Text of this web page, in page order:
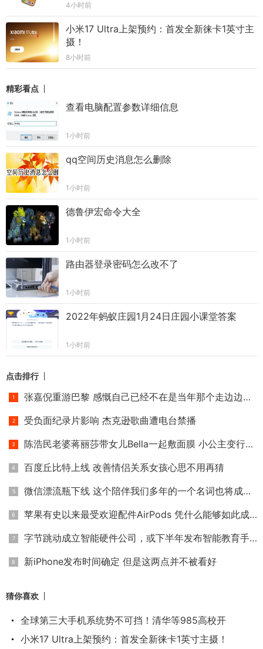
4小时前
小米17 Ultra上架预约：首发全新徕卡1英寸主
摄！
8小时前
精彩看点
查看电脑配置参数详细信息
1小时前
qq空间历史消息怎么删除
1小时前
德鲁伊宏命令大全
1小时前
路由器登录密码怎么改不了
1小时前
2022年蚂蚁庄园1月24日庄园小课堂答案
1小时前
点击排行
张嘉倪重游巴黎 感慨自己已经不在是当年那个走边边的小小姑娘
受负面纪录片影响 杰克逊歌曲遭电台禁播
陈浩民老婆蒋丽莎带女儿Bella一起敷面膜 小公主变行走的表情包
百度丘比特上线 改善情侣关系女孩心思不用再猜
微信漂流瓶下线 这个陪伴我们多年的一个名词也将成为历史
苹果有史以来最受欢迎配件AirPods 凭什么能够如此成功？
字节跳动成立智能硬件公司，或下半年发布智能教育手机
新iPhone发布时间确定 但是这两点并不被看好
猜你喜欢
全球第三大手机系统势不可挡！清华等985高校开
小米17 Ultra上架预约：首发全新徕卡1英寸主摄！